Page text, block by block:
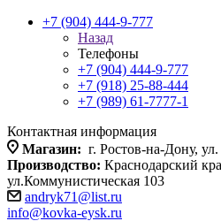
+7 (904) 444-9-777
Назад
Телефоны
+7 (904) 444-9-777
+7 (918) 25-88-444
+7 (989) 61-7777-1
Контактная информация
Магазин: г. Ростов-на-Дону,
Производство: Краснодарский
ул.Коммунистическая 103
andryk71@list.ru
info@kovka-eysk.ru